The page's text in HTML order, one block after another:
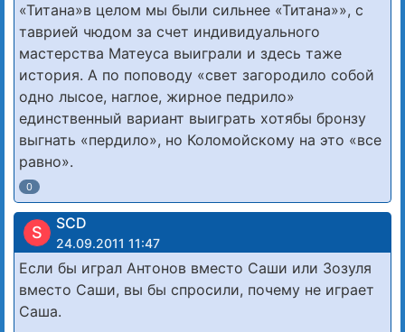
«Титана»в целом мы были сильнее «Титана»», с
таврией чюдом за счет индивидуального
мастерства Матеуса выиграли и здесь таже
история. А по поповоду «свет загородило собой
одно лысое, наглое, жирное педрило»
единственный вариант выиграть хотябы бронзу
выгнать «пердило», но Коломойскому на это «все
равно».
0
S SCD
24.09.2011 11:47
Если бы играл Антонов вместо Саши или Зозуля
вместо Саши, вы бы спросили, почему не играет
Саша.